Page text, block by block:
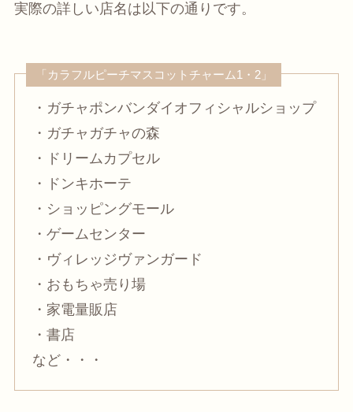
実際の詳しい店名は以下の通りです。
「カラフルピーチマスコットチャーム1・2」
・ガチャポンバンダイオフィシャルショップ
・ガチャガチャの森
・ドリームカプセル
・ドンキホーテ
・ショッピングモール
・ゲームセンター
・ヴィレッジヴァンガード
・おもちゃ売り場
・家電量販店
・書店
など・・・